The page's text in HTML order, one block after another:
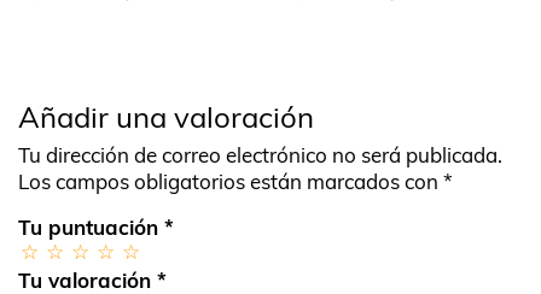
Añadir una valoración
Tu dirección de correo electrónico no será publicada.
Los campos obligatorios están marcados con *
Tu puntuación *
Tu valoración *